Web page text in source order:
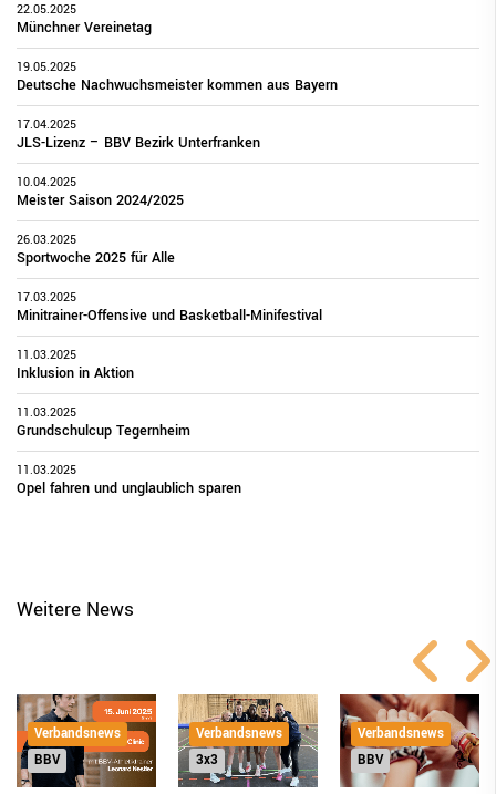
22.05.2025
Münchner Vereinetag
19.05.2025
Deutsche Nachwuchsmeister kommen aus Bayern
17.04.2025
JLS-Lizenz – BBV Bezirk Unterfranken
10.04.2025
Meister Saison 2024/2025
26.03.2025
Sportwoche 2025 für Alle
17.03.2025
Minitrainer-Offensive und Basketball-Minifestival
11.03.2025
Inklusion in Aktion
11.03.2025
Grundschulcup Tegernheim
11.03.2025
Opel fahren und unglaublich sparen
Weitere News
Verbandsnews
BBV
Verbandsnews
3x3
Verbandsnews
BBV